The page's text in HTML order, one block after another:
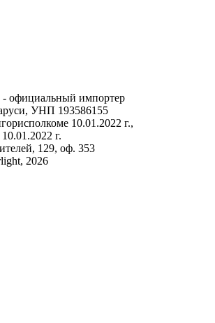
официальный импортер
УНП 193586155
10.01.2022 г.,
г.
129, оф. 353
2026